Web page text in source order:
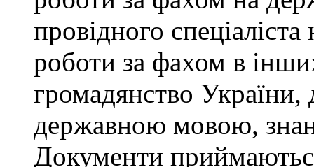
провідного
роботи за фахом в
громадянство України,
державною мовою,
Документи